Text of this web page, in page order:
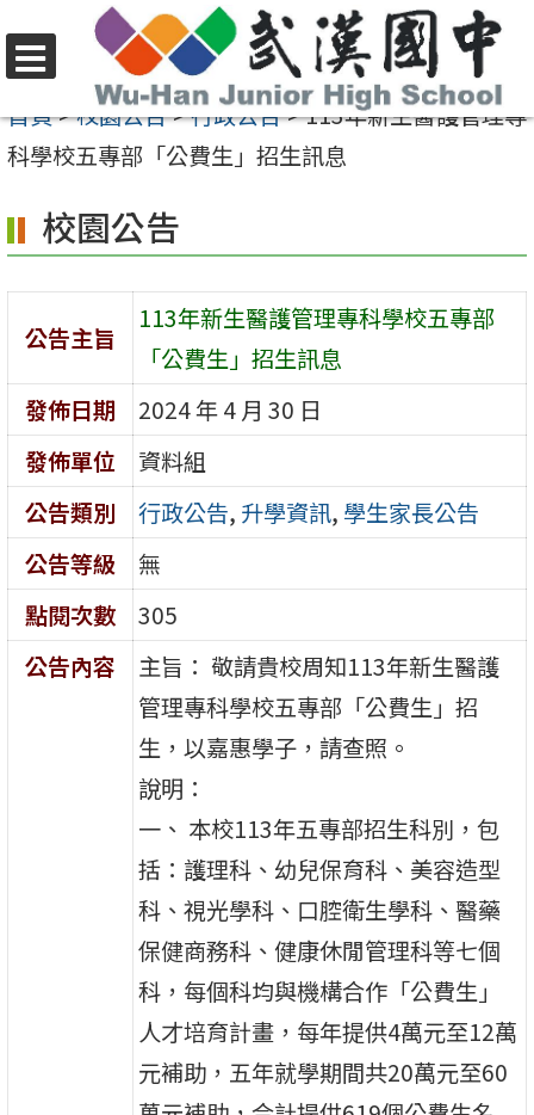
至
要
容
區
選
單
首頁>校園公告>行政公告>113年新生醫護管理專
科學校五專部「公費生」招生訊息
校園公告
公告主旨
113年新生醫護管理專科學校五專部
「公費生」招生訊息
發佈日期
2024 年 4 月 30 日
發佈單位
資料組
公告類別
行政公告, 升學資訊, 學生家長公告
公告等級
無
點閱次數
305
公告內容
主旨： 敬請貴校周知113年新生醫護
管理專科學校五專部「公費生」招
生，以嘉惠學子，請查照。
說明：
一、 本校113年五專部招生科別，包
括：護理科、幼兒保育科、美容造型
科、視光學科、口腔衛生學科、醫藥
保健商務科、健康休閒管理科等七個
科，每個科均與機構合作「公費生」
人才培育計畫，每年提供4萬元至12萬
元補助，五年就學期間共20萬元至60